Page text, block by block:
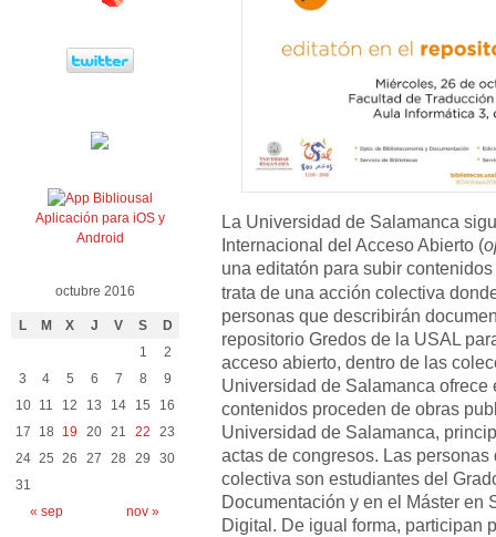
La Universidad de Salamanca
Internacional del Acceso Abierto (
una editatón para subir
trata de una acción colectiva
personas que describirán
repositorio Gredos de la USAL
acceso abierto, dentro de las
Universidad de Salamanca ofrece
contenidos proceden de obras
Universidad de Salamanca,
actas de congresos. Las
colectiva son estudiantes del
Documentación y en el Máster en
Digital. De igual forma, participan
Aplicación para iOS y
Android
octubre 2016
L M X J V S D
« sep nov »
1
2
3
4 5 6 7 8
9
10
11 12 13 14 15
16
17
18 19 20 21 22
23
24 25 26 27 28 29
30
31